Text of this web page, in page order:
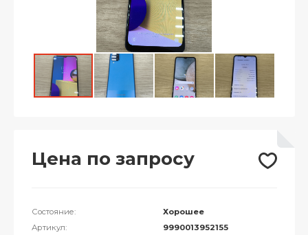
Цена по запросу
Состояние:
Хорошее
Артикул:
9990013952155